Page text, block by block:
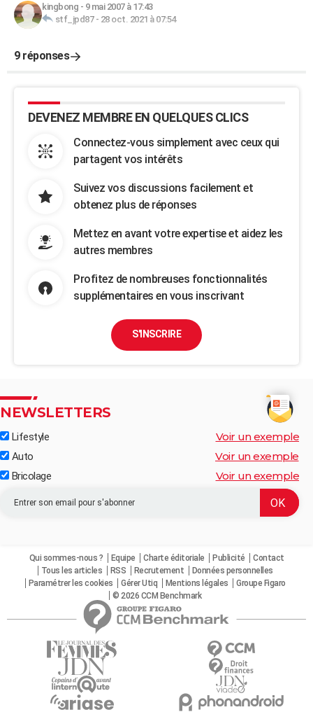
kingbong - 9 mai 2007 à 17:43
stf_jpd87- 28 oct. 2021 à 07:54
9 réponses
DEVENEZ MEMBRE EN QUELQUES CLICS
Connectez-vous simplement avec ceux qui
partagent vos intérêts
Suivez vos discussions facilement et
obtenez plus de réponses
Mettez en avant votre expertise et aidez les
autres membres
Profitez de nombreuses fonctionnalités
supplémentaires en vous inscrivant
S'INSCRIRE
NEWSLETTERS
Lifestyle Voir un exemple
Auto Voir un exemple
Bricolage Voir un exemple
Qui sommes-nous ? Equipe Charte éditoriale Publicité
Contact
Tous les articles
RSS Recrutement
Données personnelles
Paramétrer les cookies
Gérer Utiq Mentions légales
Groupe Figaro
© 2026 CCM Benchmark